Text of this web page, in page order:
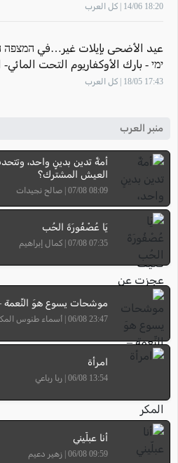
18:20 14/06 | كل العرب
عيد الأضحى بإيلات
ימי - بارك الأوكفاريوم التحت المائي- ايلات
17:43 18/05 | كل العرب
منبر العرب
أمةٌ تدين بدينٍ واحد،
العيش المشترك؟
08:09 07/08 | صالح نجيدات
يَا عُصْفُورَةَ الحُب
07:35 07/08 | كمال إبراهيم
موشحات يسوع هوَ النِّعمة
23:47 06/08 | أسماء طنوس المكر
امرأة
13:54 06/08 | ربا رباعي
أنا عبلّيني
09:59 06/08 | زهير دعيم